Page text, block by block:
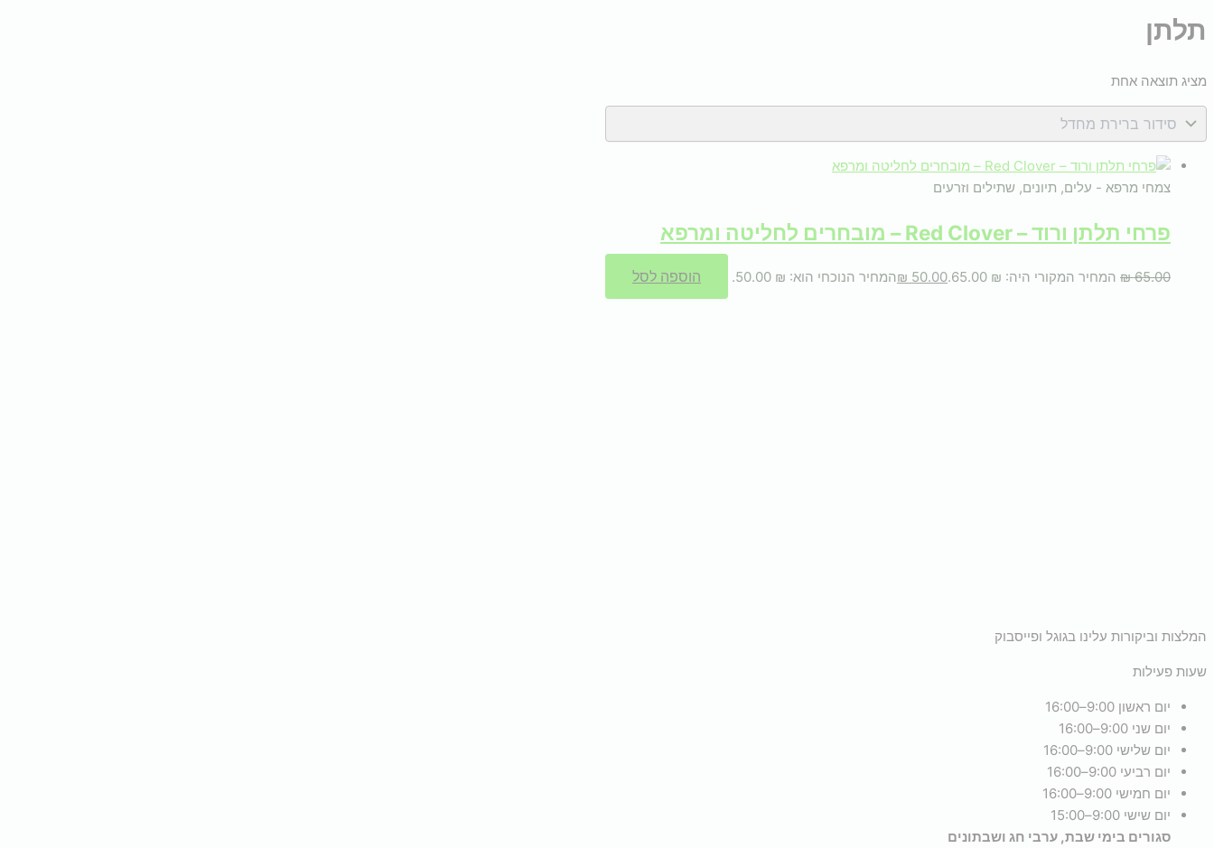
תלתן
מציג תוצאה אחת
צמחי מרפא - עלים, תיונים, שתילים וזרעים
פרחי תלתן ורוד – Red Clover – מובחרים לחליטה ומרפא
₪65.00 המחיר המקורי היה: ₪ 65.00. ₪ 50.00 המחיר הנוכחי הוא: ₪ 50.00. הוספה לסל
המלצות וביקורות עלינו בגוגל ופייסבוק
שעות פעילות
יום ראשון 9:00–16:00
יום שני 9:00–16:00
יום שלישי 9:00–16:00
יום רביעי 9:00–16:00
יום חמישי 9:00–16:00
יום שישי 9:00–15:00
סגורים בימי שבת, ערבי חג ושבתונים